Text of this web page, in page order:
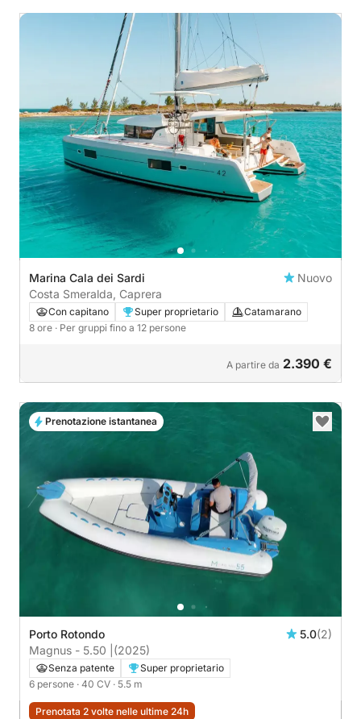
Marina Cala dei Sardi
Nuovo
Costa Smeralda, Caprera
Con capitano Super proprietario
Catamarano
8 ore · Per gruppi fino a 12 persone
A partire da 2.390 €
Porto Rotondo 5.0(2)
Magnus - 5.50 | (2025)
Senza patente
Super proprietario
6 persone · 40 CV · 5.5 m
Prenotata 2 volte nelle ultime 24h
Prenotazione istantanea